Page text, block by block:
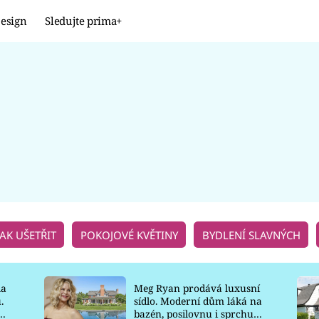
Sledujte prima+
UŠETŘIT POKOJOVÉ KVĚTINY BYDLENÍ SLAVNÝCH
Meg Ryan prodává luxusní
sídlo. Moderní dům láká na
bazén, posilovnu i sprchu